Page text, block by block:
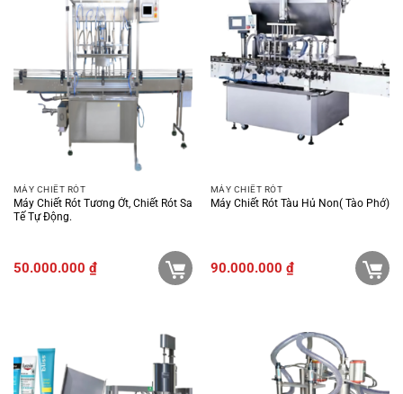
MÁY CHIẾT RÓT
Máy Chiết Rót Tương Ớt, Chiết Rót Sa
Tế Tự Động.
50.000.000 ₫
MÁY CHIẾT RÓT
Máy Chiết Rót Tàu Hủ Non( Tào Phớ)
90.000.000 ₫